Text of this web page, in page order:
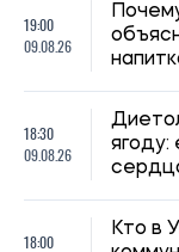
19:00
09.08.26
18:30
09.08.26
18:00
Кто в